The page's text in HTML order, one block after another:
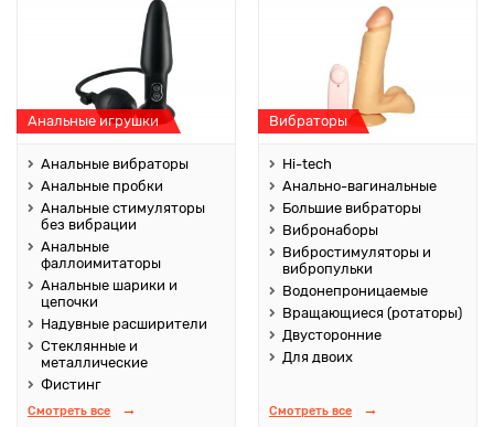
Анальные игрушки
Анальные вибраторы
Анальные пробки
Анальные стимуляторы
без вибрации
Анальные
фаллоимитаторы
Анальные шарики и
цепочки
Надувные расширители
Стеклянные и
металлические
Фистинг
Смотреть все
Вибраторы
Hi-tech
Анально-вагинальные
Большие вибраторы
Вибронаборы
Вибростимуляторы и
вибропульки
Водонепроницаемые
Вращающиеся (ротаторы)
Двусторонние
Для двоих
Смотреть все